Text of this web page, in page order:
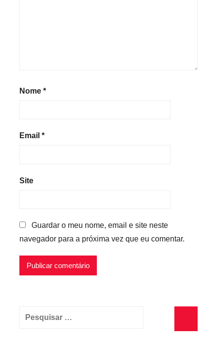
Nome *
Email *
Site
Guardar o meu nome, email e site neste
navegador para a próxima vez que eu comentar.
Pesquisar